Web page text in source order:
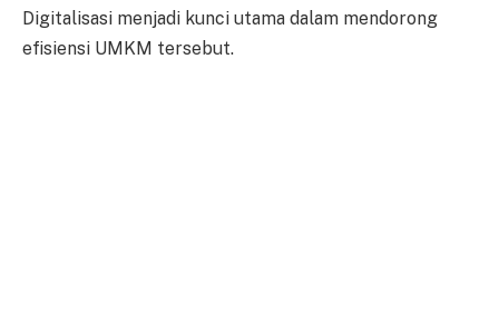
Digitalisasi menjadi kunci utama dalam mendorong
efisiensi UMKM tersebut.